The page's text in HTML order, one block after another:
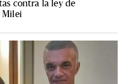
contra la ley de
Milei